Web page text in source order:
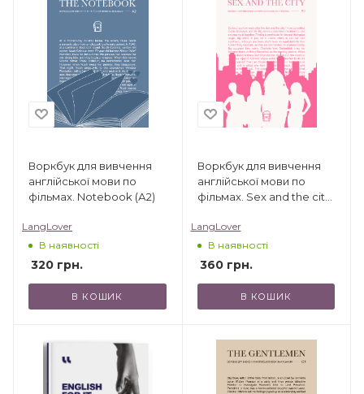
Воркбук для вивчення
англійської мови по
фільмах. Notebook (А2)
LangLover
В наявності
320 грн.
В КОШИК
Воркбук для вивчення
англійської мови по
фільмах. Sex and the city
LangLover
В наявності
360грн.
В КОШИК